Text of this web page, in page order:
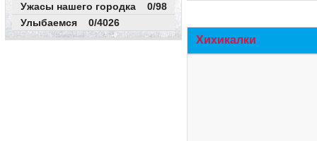
Ужасы нашего городка 0/98
Улыбаемся 0/4026
Хихикалки